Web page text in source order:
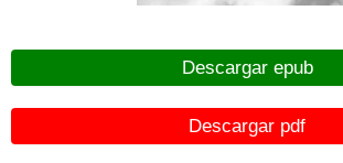
Descargar epub
Descargar pdf